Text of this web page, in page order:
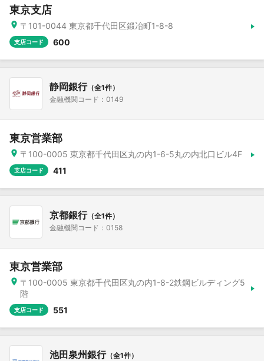
東京支店
〒101-0044 東京都千代田区鍛冶町1-8-8
支店コード 600
静岡銀行（全1件）
金融機関コード：0149
東京営業部
〒100-0005 東京都千代田区丸の内1-6-5丸の内北口ビル4F
支店コード 411
京都銀行（全1件）
金融機関コード：0158
東京営業部
〒100-0005 東京都千代田区丸の内1-8-2鉄鋼ビルディング5
階
支店コード 551
池田泉州銀行（全1件）